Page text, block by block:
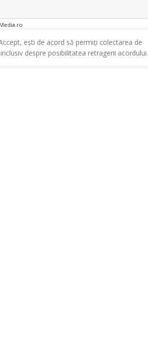
ești de acord să permiți colectarea de
despre posibilitatea retragerii acordului.